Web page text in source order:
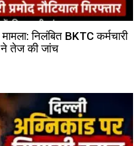
निलंबित BKTC कर्मचारी
ने तेज की जांच